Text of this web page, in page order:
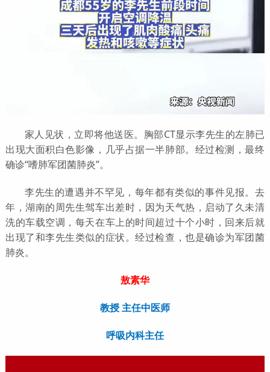
家人见状，立即将他送医。胸部CT显示李先生的左肺已
出现大面积白色影像，几乎占据一半肺部。经过检测，最终
确诊“嗜肺军团菌肺炎”。
李先生的遭遇并不罕见，每年都有类似的事件见报。去
年，湖南的周先生驾车出差时，因为天气热，启动了久未清
洗的车载空调，每天在车上的时间超过十个小时，回来后就
出现了和李先生类似的症状。经过检查，也是确诊为军团菌
肺炎。
敖素华
教授 主任中医师
呼吸内科主任